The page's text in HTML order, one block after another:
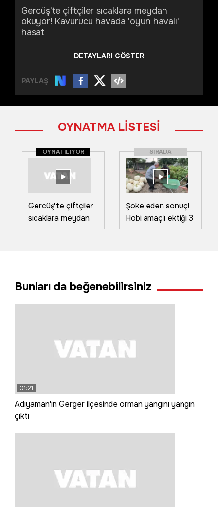
Gercüş'te çiftçiler sıcaklara meydan
okuyor! Kavurucu havada 'oyun havalı'
hasat
DETAYLARI GÖSTER
PAYLAŞ
OYNATMA LİSTESİ
OYNATILIYOR
Gercüş'te çiftçiler
sıcaklara meydan
okuyor! Kavurucu
SIRADA
Şoke eden sonuç!
Hobi amaçlı ektiği 3
kök kabaktan 1
Bunları da beğenebilirsiniz
01:21
Adıyaman'ın Gerger ilçesinde orman yangını yangın
çıktı